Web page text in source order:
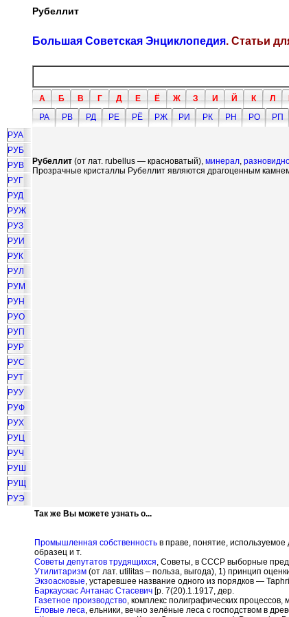
Рубеллит
Большая Советская Энциклопедия. Статьи
А Б В Г Д Е Ё Ж З И Й К Л
РА
РВ РД РЕ РЁ РЖ РИ РК РН РО РП
РУА
РУБ
РУВ
РУГ
РУД
РУЖ
РУЗ
РУИ
РУК
РУЛ
РУМ
РУН
РУО
РУП
РУР
РУС
РУТ
РУУ
РУФ
РУХ
РУЦ
РУЧ
РУШ
РУЩ
РУЭ
Рубеллит (от лат. rubellus — красноватый), минерал,
Прозрачные кристаллы Рубеллит являются драгоценным
Так же Вы можете узнать о...
Промышленная собственность в праве, понятие,
образец и т.
Советы депутатов трудящихся, Советы, в СССР выборные
Утилитаризм (от лат. utilitas – польза, выгода), 1) принцип
Экзоасковые, устаревшее название одного из порядков —
Баркаускас Антанас Стасевич [р. 7(20).1.1917, дер.
Газетное производство, комплекс полиграфических
Еловые леса, ельники, вечно зелёные леса с господством в